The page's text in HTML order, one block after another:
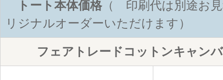
トート本体価格（ 印刷代は別途お
リジナルオーダーいただけます）
フェアトレードコットンキャン